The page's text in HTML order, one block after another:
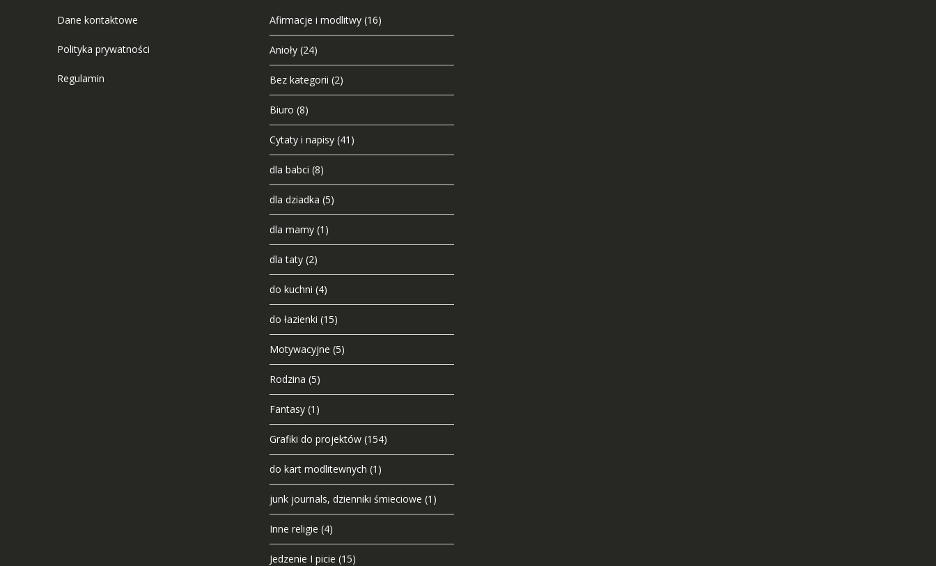
Dane kontaktowe
Polityka prywatności
Regulamin
Afirmacje i modlitwy (16)
Anioły (24)
Bez kategorii (2)
Biuro (8)
Cytaty i napisy (41)
dla babci (8)
dla dziadka (5)
dla mamy (1)
dla taty (2)
do kuchni (4)
do łazienki (15)
Motywacyjne (5)
Rodzina (5)
Fantasy (1)
Grafiki do projektów (154)
do kart modlitewnych (1)
junk journals, dzienniki śmieciowe (1)
Inne religie (4)
Jedzenie I picie (15)